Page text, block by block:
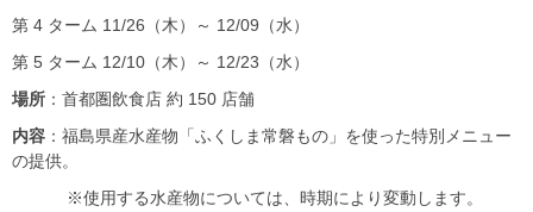
第 4 ターム 11/26（木）～ 12/09（水）
第 5 ターム 12/10（木）～ 12/23（水）
場所 ：首都圏飲食店 約 150 店舗
内容 ：福島県産水産物「ふくしま常磐もの」を使った特別メニュー
の提供。
※使用する水産物については、時期により変動します。